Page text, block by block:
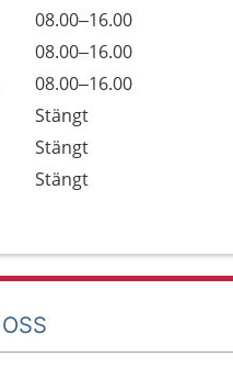
08.00–16.00
08.00–16.00
08.00–16.00
Stängt
Stängt
Stängt